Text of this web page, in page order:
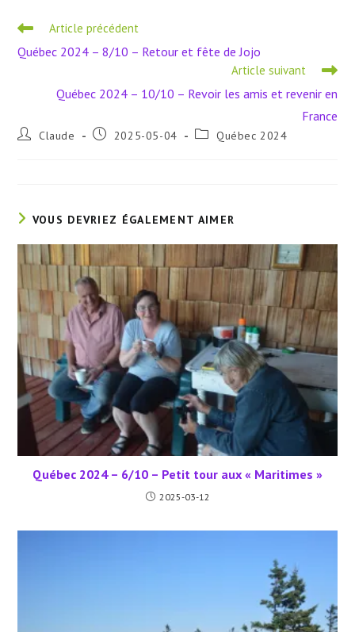
Read
articles
Article précédent
Québec 2024 – 8/10 – Retour et fête de Jojo
Article suivant
Québec 2024 – 10/10 – Revoir les amis et revenir en
France
Auteur/autrice
Claude
Publication
2025-05-04
Post Québec 2024
VOUS DEVRIEZ ÉGALEMENT AIMER
Québec 2024 – 6/10 – Petit tour aux « Maritimes »
2025-03-12